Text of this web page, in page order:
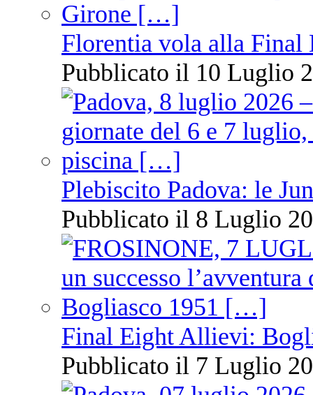
Florentia vola alla Final
Pubblicato il 10 Luglio
Plebiscito Padova: le
Pubblicato il 8 Luglio
Final Eight Allievi:
Pubblicato il 7 Luglio